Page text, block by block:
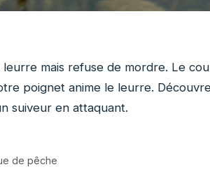
mais refuse de mordre. Le
poignet anime le leurre.
suiveur en attaquant.
de pêche